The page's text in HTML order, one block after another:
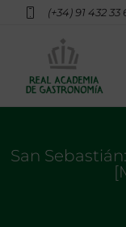
(+34) 91 432 33
San